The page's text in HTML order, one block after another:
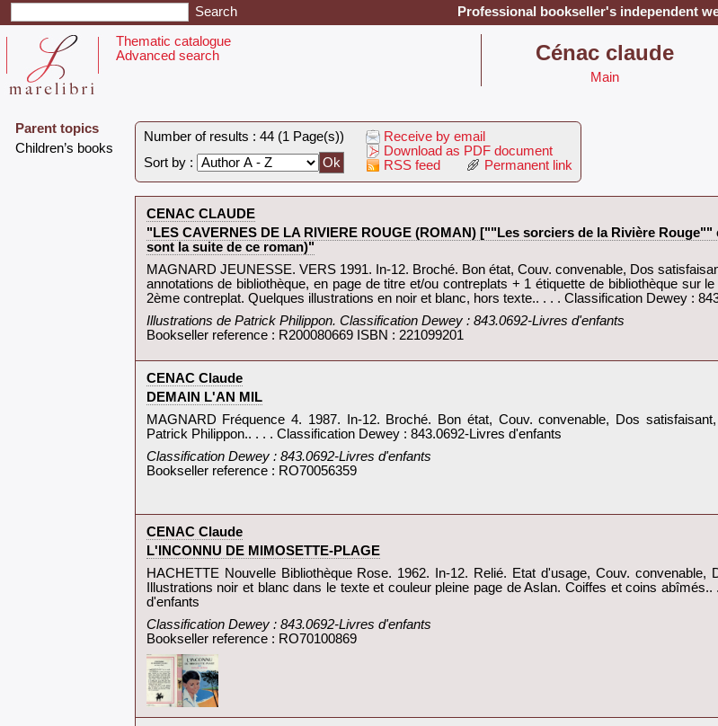
Professional bookseller's independent
Thematic catalogue
Advanced search
‎Cénac claude‎
Main
Parent topics
‎Children’s books‎
Number of results : 44 (1 Page(s))
Sort by :
Receive by email
Download as PDF document
RSS feed
Permanent link
‎CENAC CLAUDE‎
‎"LES CAVERNES DE LA RIVIERE ROUGE (ROMAN) [""Les sorciers de la Rivière
sont la suite de ce roman)"‎
‎MAGNARD JEUNESSE. VERS 1991. In-12. Broché. Bon état, Couv. convenable, Dos
annotations de bibliothèque, en page de titre et/ou contreplats + 1 étiquette de bibliothèque sur
2ème contreplat. Quelques illustrations en noir et blanc, hors texte.. . . . Classification Dewey :
‎Illustrations de Patrick Philippon. Classification Dewey : 843.0692-Livres d'enfants‎
Bookseller reference : R200080669 ISBN : 221099201
‎CENAC Claude‎
‎DEMAIN L'AN MIL‎
‎MAGNARD Fréquence 4. 1987. In-12. Broché. Bon état, Couv. convenable, Dos
Patrick Philippon.. . . . Classification Dewey : 843.0692-Livres d'enfants‎
‎Classification Dewey : 843.0692-Livres d'enfants‎
Bookseller reference : RO70056359
‎CENAC Claude‎
‎L'INCONNU DE MIMOSETTE-PLAGE‎
‎HACHETTE Nouvelle Bibliothèque Rose. 1962. In-12. Relié. Etat d'usage, Couv. convenable,
Illustrations noir et blanc dans le texte et couleur pleine page de Aslan. Coiffes et coins
d'enfants‎
‎Classification Dewey : 843.0692-Livres d'enfants‎
Bookseller reference : RO70100869